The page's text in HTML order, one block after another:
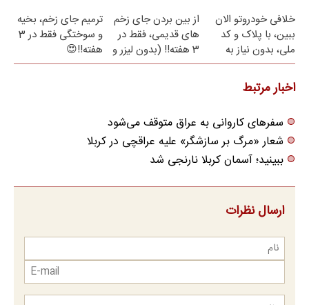
خلافی خودروتو الان
ببین، با پلاک و کد
ملی، بدون نیاز به
مراجعه حضوری
از بین بردن جای زخم
های قدیمی، فقط در
3 هفته!! (بدون لیزر و
جراحی)
ترمیم جای زخم، بخیه
و سوختگی فقط در 3
هفته!!😍
اخبار مرتبط
سفر‌های کاروانی به عراق متوقف می‌شود
شعار «مرگ بر سازشگر» علیه عراقچی در کربلا
ببینید؛ آسمان کربلا نارنجی شد
ارسال نظرات